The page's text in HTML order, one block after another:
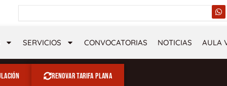
W
h
a
s
a
p
SERVICIOS CONVOCATORIAS NOTICIAS AULA
Renovar tarifa plana